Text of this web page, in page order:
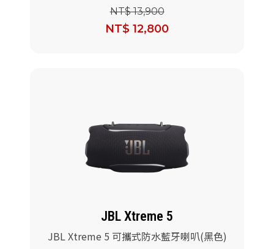
NT$ 13,900
NT$ 12,800
JBL Xtreme 5
JBL Xtreme 5 可攜式防水藍牙喇叭(黑色)